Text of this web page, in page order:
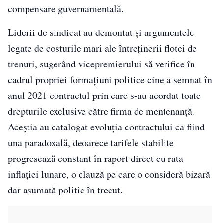
compensare guvernamentală.
Liderii de sindicat au demontat și argumentele
legate de costurile mari ale întreținerii flotei de
trenuri, sugerând vicepremierului să verifice în
cadrul propriei formațiuni politice cine a semnat în
anul 2021 contractul prin care s-au acordat toate
drepturile exclusive către firma de mentenanță.
Aceștia au catalogat evoluția contractului ca fiind
una paradoxală, deoarece tarifele stabilite
progresează constant în raport direct cu rata
inflației lunare, o clauză pe care o consideră bizară
dar asumată politic în trecut.